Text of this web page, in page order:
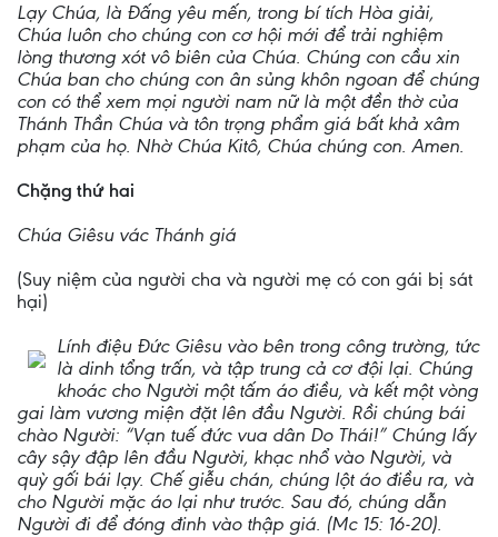
Lạy Chúa, là Đấng yêu mến, trong bí tích Hòa giải,
Chúa luôn cho chúng con cơ hội mới để trải nghiệm
lòng thương xót vô biên của Chúa. Chúng con cầu xin
Chúa ban cho chúng con ân sủng khôn ngoan để chúng
con có thể xem mọi người nam nữ là một đền thờ của
Thánh Thần Chúa và tôn trọng phẩm giá bất khả xâm
phạm của họ. Nhờ Chúa Kitô, Chúa chúng con. Amen.
Chặng thứ hai
Chúa Giêsu vác Thánh giá
(Suy niệm của người cha và người mẹ có con gái bị sát
hại)
Lính điệu Đức Giêsu vào bên trong công trường, tức
là dinh tổng trấn, và tập trung cả cơ đội lại. Chúng
khoác cho Người một tấm áo điều, và kết một vòng
gai làm vương miện đặt lên đầu Người. Rồi chúng bái
chào Người: “Vạn tuế đức vua dân Do Thái!” Chúng lấy
cây sậy đập lên đầu Người, khạc nhổ vào Người, và
quỳ gối bái lạy. Chế giễu chán, chúng lột áo điều ra, và
cho Người mặc áo lại như trước. Sau đó, chúng dẫn
Người đi để đóng đinh vào thập giá. (Mc 15: 16-20).